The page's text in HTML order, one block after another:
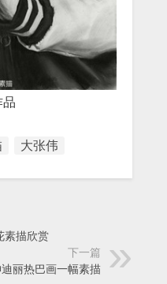
品
大张伟
素描欣赏
下一篇
丽热巴画一幅素描